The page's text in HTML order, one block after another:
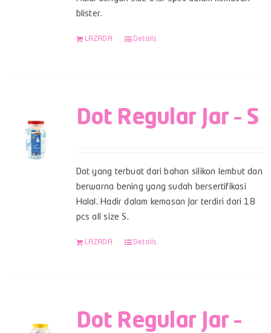
blister.
LAZADA Details
Dot Regular Jar – S
Dot yang terbuat dari bahan silikon lembut dan
berwarna bening yang sudah bersertifikasi
Halal. Hadir dalam kemasan Jar terdiri dari 18
pcs all size S.
LAZADA Details
Dot Regular Jar –